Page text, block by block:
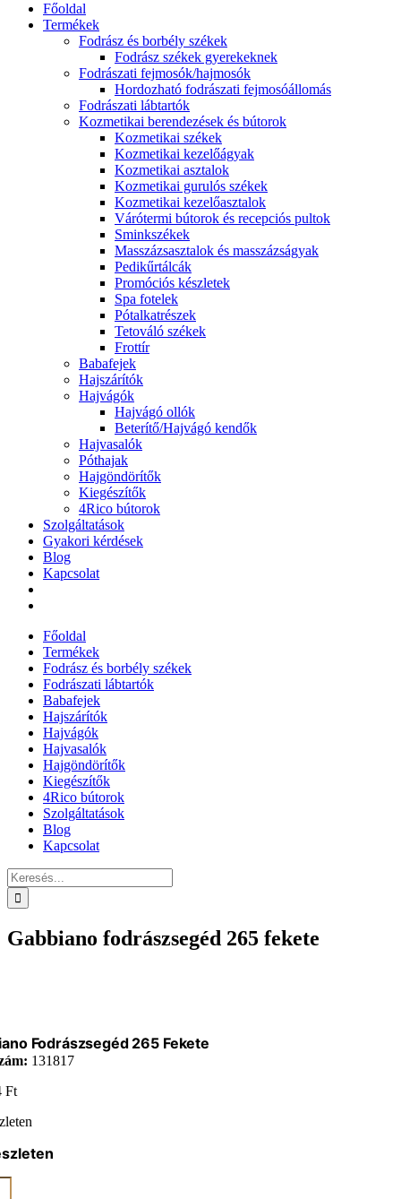
Főoldal
Termékek
Fodrász és borbély székek
Fodrász székek gyerekeknek
Fodrászati fejmosók/hajmosók
Hordozható fodrászati fejmosóállomás
Fodrászati lábtartók
Kozmetikai berendezések és bútorok
Kozmetikai székek
Kozmetikai kezelőágyak
Kozmetikai asztalok
Kozmetikai gurulós székek
Kozmetikai kezelőasztalok
Várótermi bútorok és recepciós pultok
Sminkszékek
Masszázsasztalok és masszázságyak
Pedikűrtálcák
Promóciós készletek
Spa fotelek
Pótalkatrészek
Tetováló székek
Frottír
Babafejek
Hajszárítók
Hajvágók
Hajvágó ollók
Beterítő/Hajvágó kendők
Hajvasalók
Póthajak
Hajgöndörítők
Kiegészítők
4Rico bútorok
Szolgáltatások
Gyakori kérdések
Blog
Kapcsolat
Főoldal
Termékek
Fodrász és borbély székek
Fodrászati lábtartók
Babafejek
Hajszárítók
Hajvágók
Hajvasalók
Hajgöndörítők
Kiegészítők
4Rico bútorok
Szolgáltatások
Blog
Kapcsolat
Keresés...
Gabbiano fodrászsegéd 265 fekete
Fodrászsegéd 265 Fekete
131817
Ft